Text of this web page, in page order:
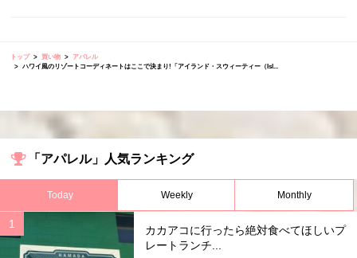
トップ 買い物
アパレル
ハワイ風のリゾートコーディネートはここで決まり!「アイランド・スウィーティー（Isl...
「アパレル」人気ランキング
Today Weekly Monthly
カカアコに行ったら絶対食べてほしいプ
レートランチ...